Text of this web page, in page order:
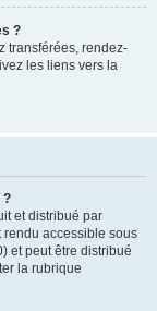
?
transférées, rendez-
les liens vers la
?
et distribué par
rendu accessible sous
et peut être distribué
la rubrique